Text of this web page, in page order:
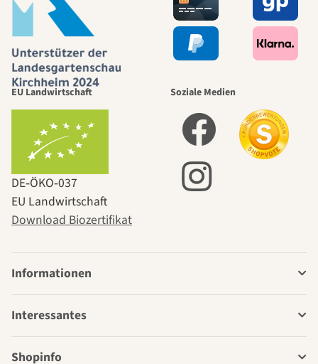
EU Landwirtschaft
DE‑ÖKO‑037
EU Landwirtschaft
Download Biozertifikat
Soziale Medien
Informationen
Interessantes
Shopinfo